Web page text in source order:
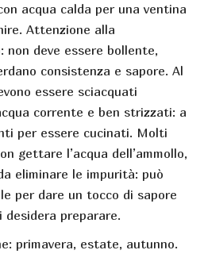
acqua calda per una ventina
Attenzione alla
non deve essere bollente,
consistenza e sapore. Al
essere sciacquati
corrente e ben strizzati: a
per essere cucinati. Molti
gettare l’acqua dell’ammollo,
eliminare le impurità: può
per dare un tocco di sapore
preparare.
primavera, estate, autunno.